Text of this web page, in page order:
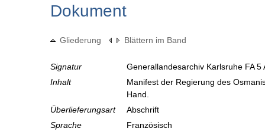
Dokument
Gliederung Blättern im Band
Signatur
Generallandesarchiv Karlsruhe FA
Inhalt
Manifest der Regierung des
Hand.
Überlieferungsart
Abschrift
Sprache
Französisch